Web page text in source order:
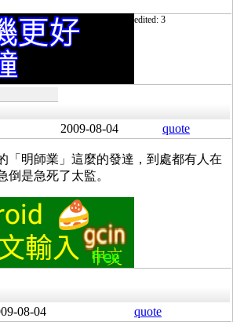
edited: 3
2009-08-04 quote
「明師業」這麼的發達，到處都有人在
倒是急死了太監。
08-04
quote